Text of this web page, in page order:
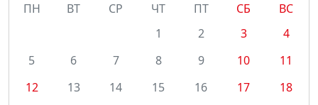
ПН
ВТ СР ЧТ ПТ СБ
ВС
1
2 3
4
5
6 7 8 9 10
11
12
13 14 15 16 17
18